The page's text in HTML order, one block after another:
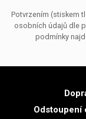
Potvrzením (stiskem
osobních údajů dle
podmínky
Odstoupení